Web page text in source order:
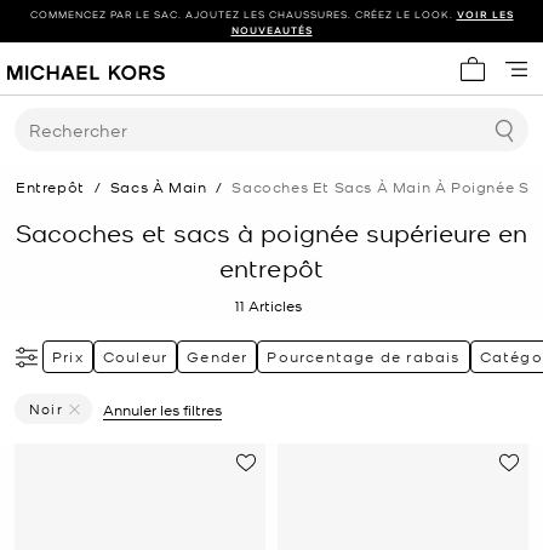
COMMENCEZ PAR LE SAC. AJOUTEZ LES CHAUSSURES. CRÉEZ LE LOOK. VOIR LES
NOUVEAUTÉS
Mon
Rechercher
Entrepôt / Sacs À Main / Sacoches Et Sacs À Main À Poignée
Sacoches et sacs à poignée supérieure en
entrepôt
11 Articles
Prix Couleur Gender Pourcentage de rabais
Noir
Annuler les filtres